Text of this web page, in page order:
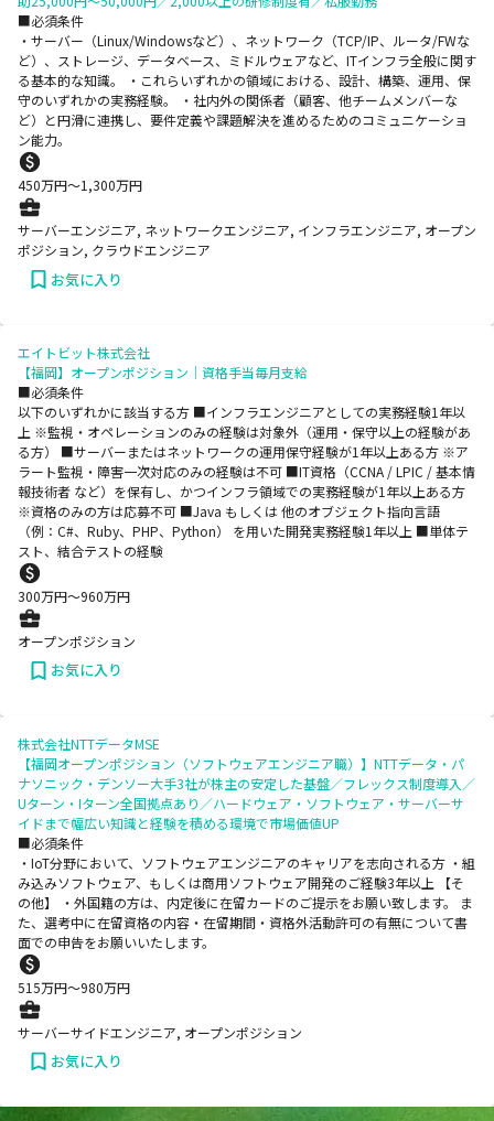
■必須条件
・サーバー（Linux/Windowsなど）、ネットワーク（TCP/IP、ルータ/FWな
ど）、ストレージ、データベース、ミドルウェアなど、ITインフラ全般に関す
る基本的な知識。 ・これらいずれかの領域における、設計、構築、運用、保
守のいずれかの実務経験。 ・社内外の関係者（顧客、他チームメンバーな
ど）と円滑に連携し、要件定義や課題解決を進めるためのコミュニケーショ
ン能力。
450万円〜1,300万円
サーバーエンジニア, ネットワークエンジニア, インフラエンジニア, オープン
ポジション, クラウドエンジニア
お気に入り
エイトビット株式会社
【福岡】オープンポジション｜資格手当毎月支給
■必須条件
以下のいずれかに該当する方 ■インフラエンジニアとしての実務経験1年以
上 ※監視・オペレーションのみの経験は対象外（運用・保守以上の経験があ
る方） ■サーバーまたはネットワークの運用保守経験が1年以上ある方 ※ア
ラート監視・障害一次対応のみの経験は不可 ■IT資格（CCNA / LPIC / 基本情
報技術者 など）を保有し、かつインフラ領域での実務経験が1年以上ある方
※資格のみの方は応募不可 ■Java もしくは 他のオブジェクト指向言語
（例：C#、Ruby、PHP、Python） を用いた開発実務経験1年以上 ■単体テ
スト、結合テストの経験
300万円〜960万円
オープンポジション
お気に入り
株式会社NTTデータMSE
【福岡オープンポジション（ソフトウェアエンジニア職）】NTTデータ・パ
ナソニック・デンソー大手3社が株主の安定した基盤／フレックス制度導入／
Uターン・Iターン全国拠点あり／ハードウェア・ソフトウェア・サーバーサ
イドまで幅広い知識と経験を積める環境で市場価値UP
■必須条件
・IoT分野において、ソフトウェアエンジニアのキャリアを志向される方 ・組
み込みソフトウェア、もしくは商用ソフトウェア開発のご経験3年以上 【そ
の他】 ・外国籍の方は、内定後に在留カードのご提示をお願い致します。 ま
た、選考中に在留資格の内容・在留期間・資格外活動許可の有無について書
面での申告をお願いいたします。
515万円〜980万円
サーバーサイドエンジニア, オープンポジション
お気に入り